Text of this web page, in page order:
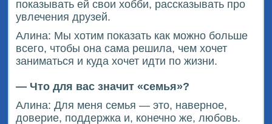
показывать ей свои хобби, рассказывать про
увлечения друзей.
Алина: Мы хотим показать как можно больше
всего, чтобы она сама решила, чем хочет
заниматься и куда хочет идти по жизни.
— Что для вас значит «семья»?
Алина: Для меня семья — это, наверное,
доверие, поддержка и, конечно же, любовь.